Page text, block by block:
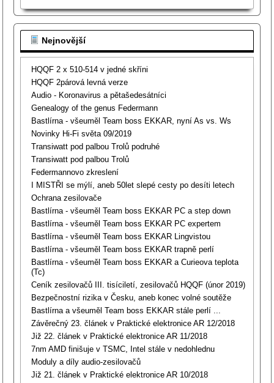
Nejnovější
HQQF 2 x 510-514 v jedné skříni
HQQF 2párová levná verze
Audio - Koronavirus a pětašedesátníci
Genealogy of the genus Federmann
Bastlírna - všeuměl Team boss EKKAR, nyní As vs. Ws
Novinky Hi-Fi světa 09/2019
Transiwatt pod palbou Trolů podruhé
Transiwatt pod palbou Trolů
Federmannovo zkreslení
I MISTŘI se mýlí, aneb 50let slepé cesty po desíti letech
Ochrana zesilovače
Bastlírna - všeuměl Team boss EKKAR PC a step down
Bastlírna - všeuměl Team boss EKKAR PC expertem
Bastlírna - všeuměl Team boss EKKAR Lingvistou
Bastlírna - všeuměl Team boss EKKAR trapně perlí
Bastlírna - všeuměl Team boss EKKAR a Curieova teplota
(Tc)
Ceník zesilovačů III. tisíciletí, zesilovačů HQQF (únor 2019)
Bezpečnostní rizika v Česku, aneb konec volné soutěže
Bastlírna a všeuměl Team boss EKKAR stále perlí ...
Závěrečný 23. článek v Praktické elektronice AR 12/2018
Již 22. článek v Praktické elektronice AR 11/2018
7nm AMD finišuje v TSMC, Intel stále v nedohlednu
Moduly a díly audio-zesilovačů
Již 21. článek v Praktické elektronice AR 10/2018